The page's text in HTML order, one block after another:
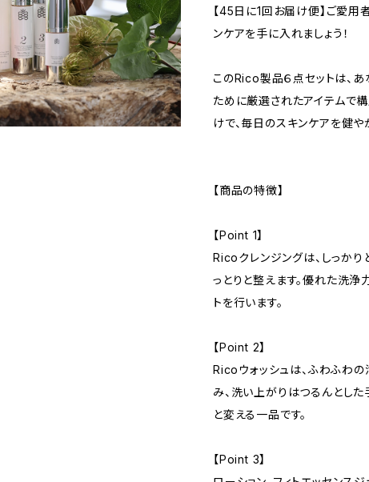
【45日に1回お届け便】ご愛用
ンケアを手に入れましょう！
このRico製品６点セットは、
ために厳選されたアイテムで
けで、毎日のスキンケアを健や
【商品の特徴】
【Point 1】
Ricoクレンジングは、しっかり
っとりと整えます。優れた洗浄
トを行います。
【Point 2】
Ricoウォッシュは、ふわふわ
み、洗い上がりはつるんとし
と変える一品です。
【Point 3】